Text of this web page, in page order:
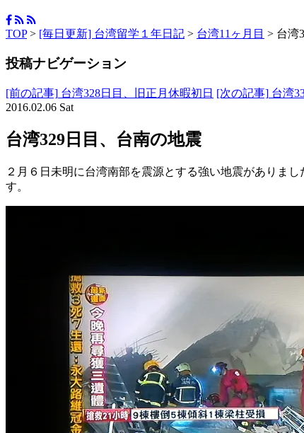
TOP> [毎日更新] 台湾留学１年日記 > 台湾11ヶ月目 > 台湾
投稿ナビゲーション
[前の記事] 台湾328日目、旧正月休暇初日 [次の記事] 台湾
2016.02.06 Sat
台湾329日目、台南の地震
２月６日未明に台湾南部を震源とする強い地震がありま
す。